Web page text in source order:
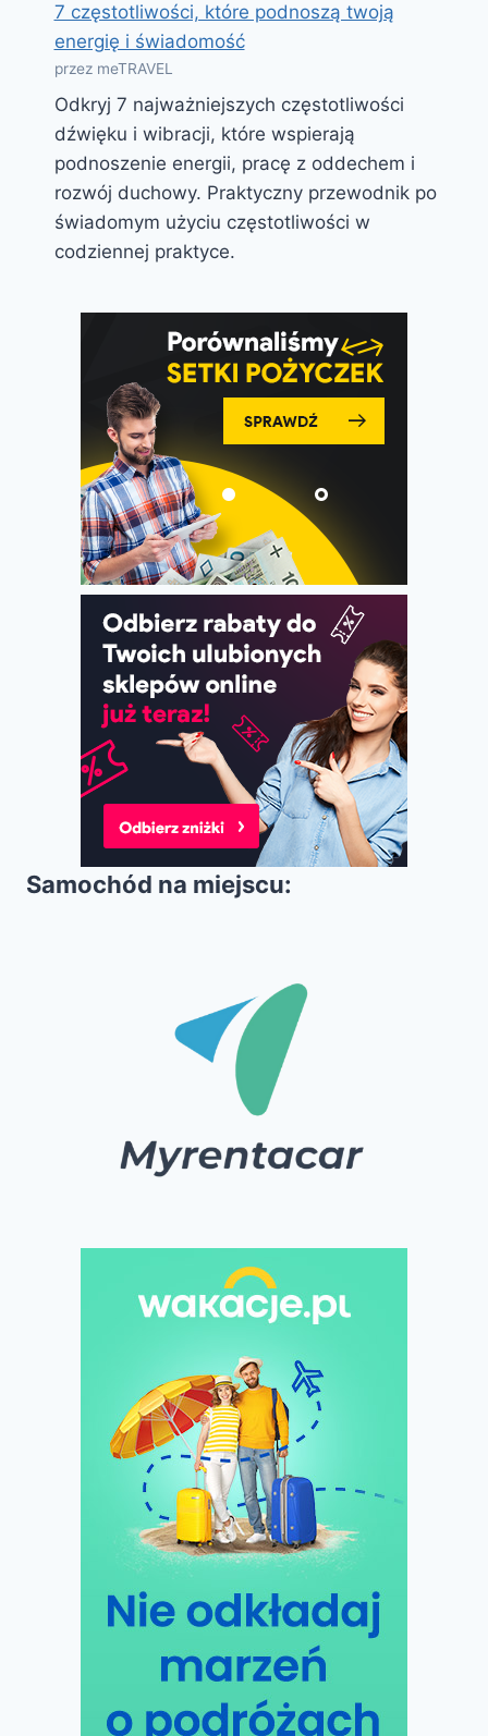
7 częstotliwości, które podnoszą twoją
energię i świadomość
przez meTRAVEL
Odkryj 7 najważniejszych częstotliwości
dźwięku i wibracji, które wspierają
podnoszenie energii, pracę z oddechem i
rozwój duchowy. Praktyczny przewodnik po
świadomym użyciu częstotliwości w
codziennej praktyce.
Samochód na miejscu: